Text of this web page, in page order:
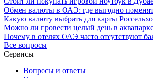
Обмен валюты в ОАЭ: где выгодно
Какую валюту выбрать для карты
Можно ли провести целый день в
Почему в отелях ОАЭ часто отсутствуют
Все вопросы
Сервисы
Вопросы и ответы